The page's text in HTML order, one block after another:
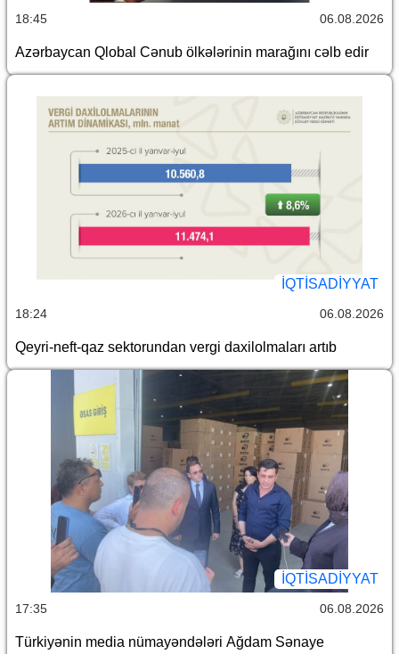
18:45 06.08.2026
Azərbaycan Qlobal Cənub ölkələrinin marağını cəlb edir
İQTİSADİYYAT
18:24 06.08.2026
Qeyri-neft-qaz sektorundan vergi daxilolmaları artıb
İQTİSADİYYAT
17:35 06.08.2026
Türkiyənin media nümayəndələri Ağdam Sənaye